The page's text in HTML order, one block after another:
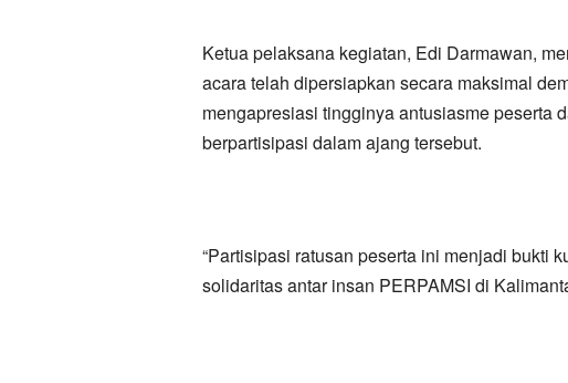
Ketua pelaksana kegiatan, Edi Darmawan,
acara telah dipersiapkan secara maksimal
mengapresiasi tingginya antusiasme peserta
berpartisipasi dalam ajang tersebut.
“Partisipasi ratusan peserta ini menjadi bukti
solidaritas antar insan PERPAMSI di